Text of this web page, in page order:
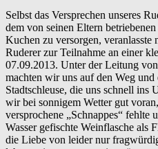
Selbst das Versprechen unseres
dem von seinen Eltern
Kuchen zu versorgen, veranlasste
Ruderer zur Teilnahme an einer
07.09.2013. Unter der Leitung
machten wir uns auf den Weg
Stadtschleuse, die uns schnell ins
wir bei sonnigem Wetter gut
versprochene „Schnappes“ fehlte
Wasser gefischte Weinflasche als
die Liebe von leider nur